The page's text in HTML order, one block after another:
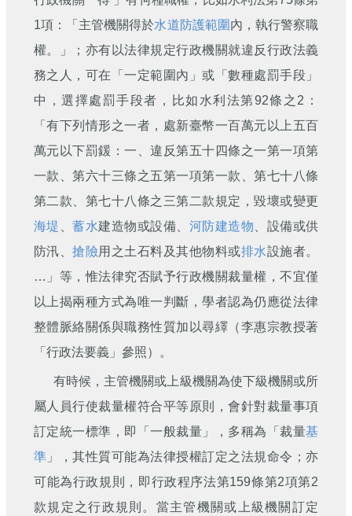
1項：「主管機關得於水道防護範圍 內，執行警察職
權。」；亦有以法律規定行政機關就違反行政法義
務之人，可在「一定範圍內」或「數種處罰手段」
中，選擇處罰手段者，比如水利法第92條之2：
「有下列情形之一者，處新臺幣一百萬元以上五百
萬元以下罰鍰：一、違反第五十四條之一第一項第
一款、第六十三條之五第一項第一款、第七十八條
第二款、第七十八條之三第二款規定，毀壞或變更
海堤
、蓄水建造物或設備、 河防建造物 、設備或供
防汛、搶險用之土石料及其他物料或排水設施者。
…」等，惟法律究否賦予行政機關裁量權，不宜僅
以上揭兩種方式為唯一判斷，學者認為仍應從法律
整體脈絡關係與職務性質加以尋繹（李惠宗教授著
「行政法要義」參照）。
有時候，主管機關或上級機關為使下級機關或所
屬人員行使裁量權符合平等原則，會針對裁量事項
訂定統一標準，即「一般裁量」，多稱為「裁量基
準 」，其性質可能為法律授權訂定之法規命令；亦
可能為行政規則，即行政程序法第159條第2項第2
款規定之行政規則。當主管機關或上級機關訂定